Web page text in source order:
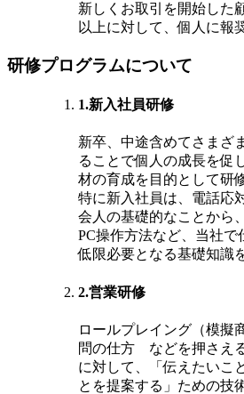
新しくお取引を開始した
以上に対して、個人に報
研修プログラムについて
1.新入社員研修
新卒、中途含めてさまざ
ることで個人の成長を促
材の育成を目的として研
特に新入社員は、電話応
会人の基礎的なことから
PC操作方法など、当社
低限必要となる基礎知識
2.営業研修
ロールプレイング（模擬
問の仕方 などを押さえ
に対して、「伝えたいこ
とを提案する」ための技